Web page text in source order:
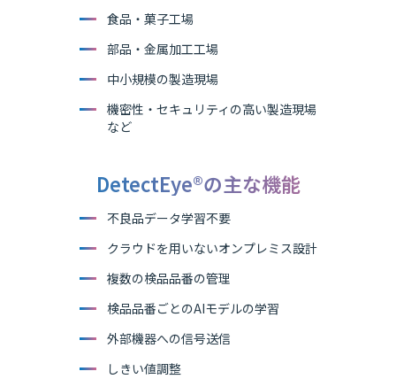
食品・菓子工場
部品・金属加工工場
中小規模の製造現場
機密性・セキュリティの高い製造現場
など
DetectEye®の主な機能
不良品データ学習不要
クラウドを用いないオンプレミス設計
複数の検品品番の管理
検品品番ごとのAIモデルの学習
外部機器への信号送信
しきい値調整